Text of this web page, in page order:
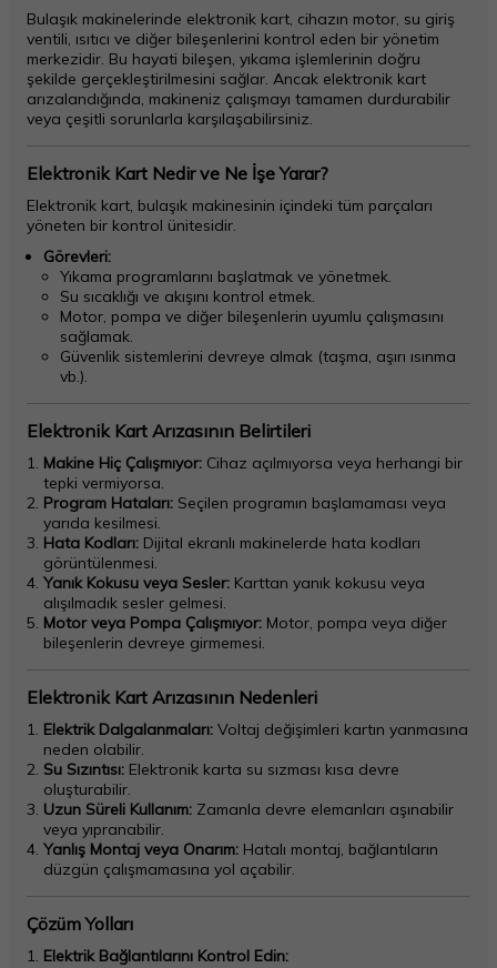
Bulaşık makinelerinde elektronik kart, cihazın motor, su giriş
ventili, ısıtıcı ve diğer bileşenlerini kontrol eden bir yönetim
merkezidir. Bu hayati bileşen, yıkama işlemlerinin doğru
şekilde gerçekleştirilmesini sağlar. Ancak elektronik kart
arızalandığında, makineniz çalışmayı tamamen durdurabilir
veya çeşitli sorunlarla karşılaşabilirsiniz.
Elektronik Kart Nedir ve Ne İşe Yarar?
Elektronik kart, bulaşık makinesinin içindeki tüm parçaları
yöneten bir kontrol ünitesidir.
Görevleri:
Yıkama programlarını başlatmak ve yönetmek.
Su sıcaklığı ve akışını kontrol etmek.
Motor, pompa ve diğer bileşenlerin uyumlu çalışmasını
sağlamak.
Güvenlik sistemlerini devreye almak (taşma, aşırı ısınma
vb.).
Elektronik Kart Arızasının Belirtileri
Makine Hiç Çalışmıyor: Cihaz açılmıyorsa veya herhangi bir
tepki vermiyorsa.
Program Hataları: Seçilen programın başlamaması veya
yarıda kesilmesi.
Hata Kodları: Dijital ekranlı makinelerde hata kodları
görüntülenmesi.
Yanık Kokusu veya Sesler: Karttan yanık kokusu veya
alışılmadık sesler gelmesi.
Motor veya Pompa Çalışmıyor: Motor, pompa veya diğer
bileşenlerin devreye girmemesi.
Elektronik Kart Arızasının Nedenleri
Elektrik Dalgalanmaları: Voltaj değişimleri kartın yanmasına
neden olabilir.
Su Sızıntısı: Elektronik karta su sızması kısa devre
oluşturabilir.
Uzun Süreli Kullanım: Zamanla devre elemanları aşınabilir
veya yıpranabilir.
Yanlış Montaj veya Onarım: Hatalı montaj, bağlantıların
düzgün çalışmamasına yol açabilir.
Çözüm Yolları
Elektrik Bağlantılarını Kontrol Edin: